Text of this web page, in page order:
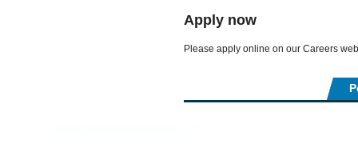
Apply now
Please apply online on our Careers